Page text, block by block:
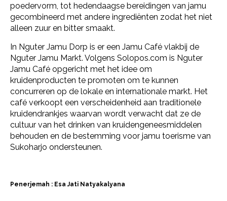
poedervorm, tot hedendaagse bereidingen van jamu
gecombineerd met andere ingrediënten zodat het niet
alleen zuur en bitter smaakt.
In Nguter Jamu Dorp is er een Jamu Café vlakbij de
Nguter Jamu Markt. Volgens Solopos.com is Nguter
Jamu Café opgericht met het idee om
kruidenproducten te promoten om te kunnen
concurreren op de lokale en internationale markt. Het
café verkoopt een verscheidenheid aan traditionele
kruidendrankjes waarvan wordt verwacht dat ze de
cultuur van het drinken van kruidengeneesmiddelen
behouden en de bestemming voor jamu toerisme van
Sukoharjo ondersteunen.
Penerjemah : Esa Jati Natyakalyana